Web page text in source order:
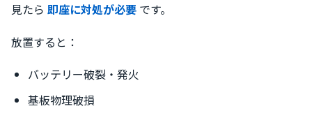
見たら 即座に対処が必要 です。
放置すると：
バッテリー破裂・発火
基板物理破損